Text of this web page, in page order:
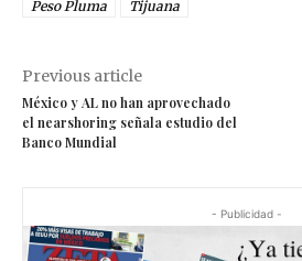
Peso Pluma
Tijuana
Previous article
México y AL no han aprovechado
el nearshoring señala estudio del
Banco Mundial
- Publicidad -